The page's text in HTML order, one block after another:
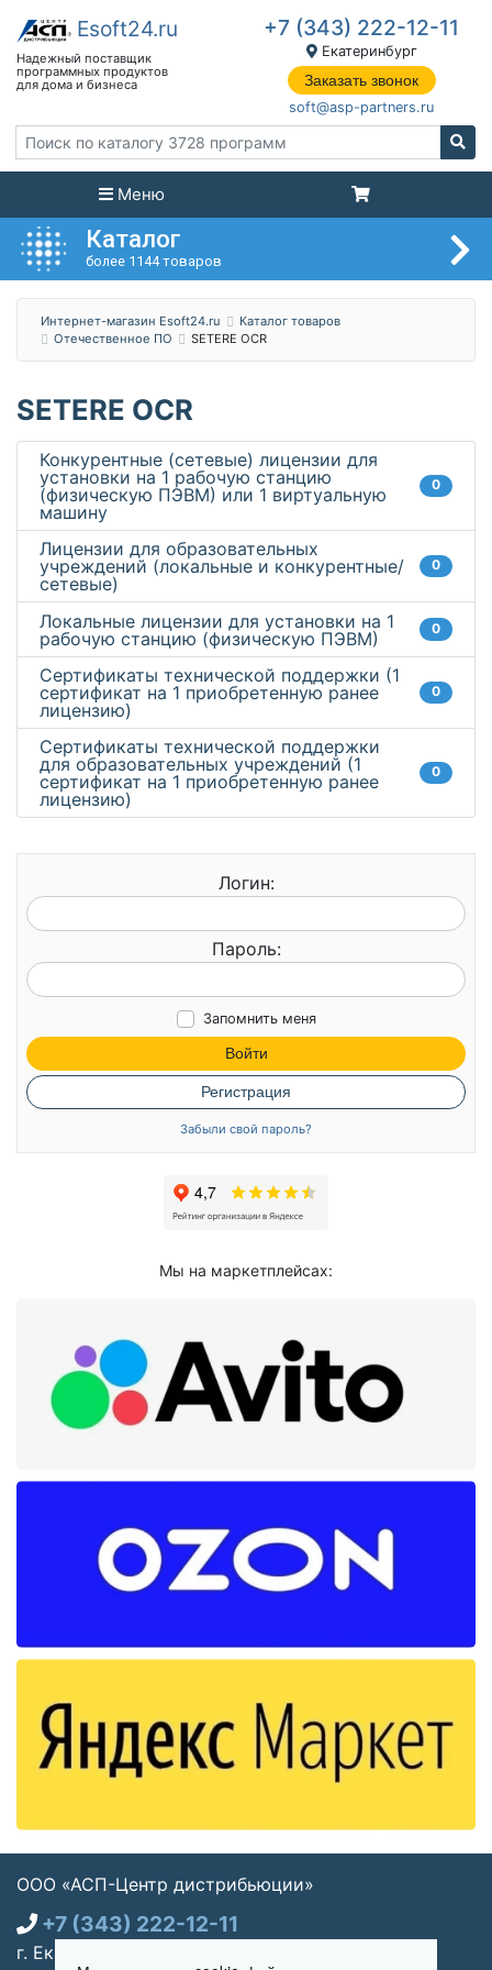
+7 (343) 222-12-11
Екатеринбург
Заказать звонок
soft@asp-partners.ru
Меню
Каталог
более 1144 товаров
Интернет-магазин Esoft24.ru
Каталог товаров
Отечественное ПО
SETERE OCR
SETERE OCR
Конкурентные (сетевые) лицензии для
установки на 1 рабочую станцию
(физическую ПЭВМ) или 1 виртуальную
машину
0
Лицензии для образовательных
учреждений (локальные и конкурентные/
сетевые)
0
Локальные лицензии для установки на 1
рабочую станцию (физическую ПЭВМ)
0
Сертификаты технической поддержки (1
сертификат на 1 приобретенную ранее
лицензию)
0
Сертификаты технической поддержки
для образовательных учреждений (1
сертификат на 1 приобретенную ранее
лицензию)
0
Логин:
Пароль:
Запомнить меня
Войти
Регистрация
Забыли свой пароль?
Мы на маркетплейсах:
ООО «АСП-Центр дистрибьюции»
+7 (343) 222-12-11
г. Екатеринбург, ул. Щорса 7, офис 270